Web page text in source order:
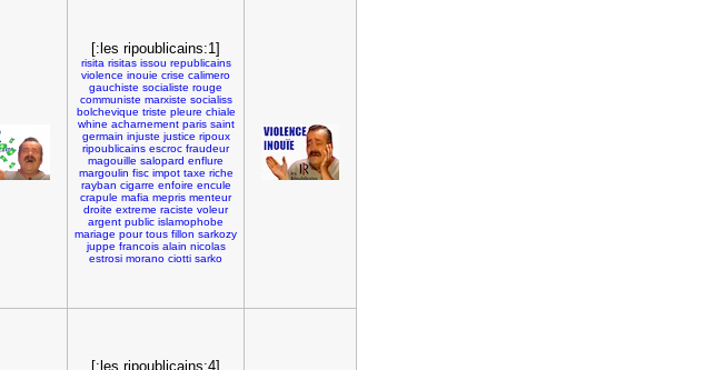
[:les ripoublicains:1]
risita risitas issou republicains
violence inouie crise calimero
gauchiste socialiste rouge
communiste marxiste socialiss
bolchevique triste pleure chiale
whine acharnement paris saint
germain injuste justice ripoux
ripoublicains escroc fraudeur
magouille salopard enflure
margoulin fisc impot taxe riche
rayban cigarre enfoire encule
crapule mafia mepris menteur
droite extreme raciste voleur
argent public islamophobe
mariage pour tous fillon sarkozy
juppe francois alain nicolas
estrosi morano ciotti sarko
[:les ripoublicains:4]